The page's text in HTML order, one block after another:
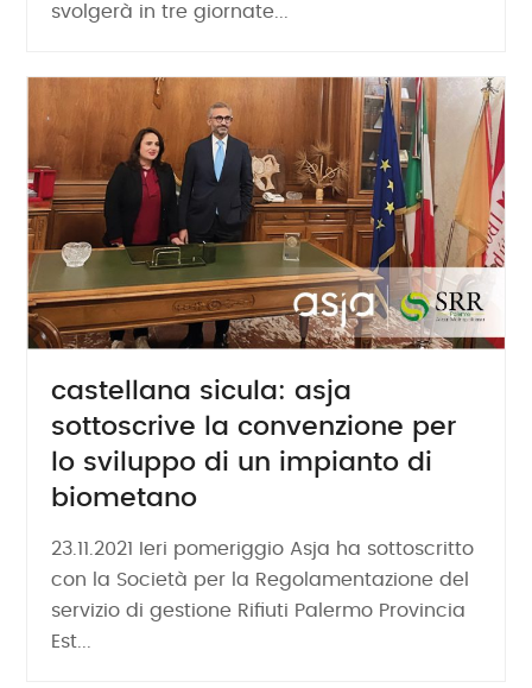
svolgerà in tre giornate...
castellana sicula: asja
sottoscrive la convenzione per
lo sviluppo di un impianto di
biometano
23.11.2021 Ieri pomeriggio Asja ha sottoscritto
con la Società per la Regolamentazione del
servizio di gestione Rifiuti Palermo Provincia
Est...